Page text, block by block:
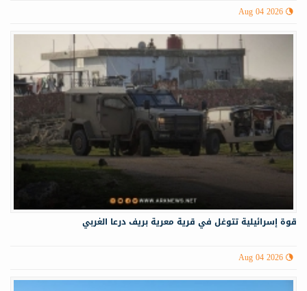
Aug 04 2026
قوة إسرائيلية تتوغل في قرية معرية بريف درعا الغربي
Aug 04 2026